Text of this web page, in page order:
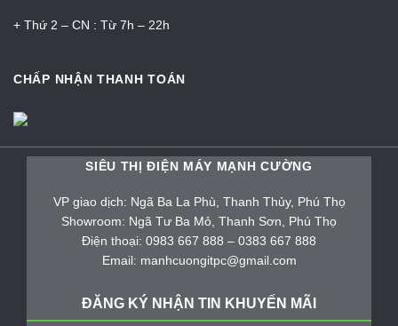
+ Thứ 2 – CN : Từ 7h – 22h
CHẤP NHẬN THANH TOÁN
SIÊU THỊ ĐIỆN MÁY MẠNH CƯỜNG
VP giao dịch: Ngã Ba La Phù, Thanh Thủy, Phú Thọ
Showroom: Ngã Tư Ba Mỏ, Thanh Sơn, Phú Thọ
Điện thoại: 0983 667 888 – 0383 667 888
Email: manhcuongitpc@gmail.com
ĐĂNG KÝ NHẬN TIN KHUYẾN MÃI